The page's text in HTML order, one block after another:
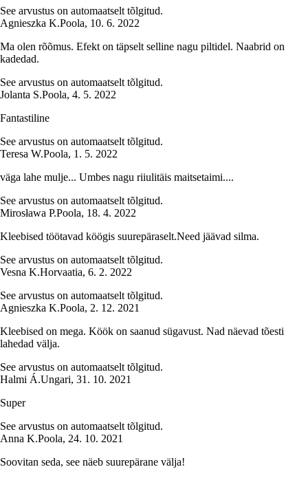
See arvustus on automaatselt tõlgitud.
Agnieszka K.Poola, 10. 6. 2022
Ma olen rõõmus. Efekt on täpselt selline nagu piltidel. Naabrid on
kadedad.
See arvustus on automaatselt tõlgitud.
Jolanta S.Poola, 4. 5. 2022
Fantastiline
See arvustus on automaatselt tõlgitud.
Teresa W.Poola, 1. 5. 2022
väga lahe mulje... Umbes nagu riiulitäis maitsetaimi....
See arvustus on automaatselt tõlgitud.
Mirosława P.Poola, 18. 4. 2022
Kleebised töötavad köögis suurepäraselt.Need jäävad silma.
See arvustus on automaatselt tõlgitud.
Vesna K.Horvaatia, 6. 2. 2022
See arvustus on automaatselt tõlgitud.
Agnieszka K.Poola, 2. 12. 2021
Kleebised on mega. Köök on saanud sügavust. Nad näevad tõesti
lahedad välja.
See arvustus on automaatselt tõlgitud.
Halmi Á.Ungari, 31. 10. 2021
Super
See arvustus on automaatselt tõlgitud.
Anna K.Poola, 24. 10. 2021
Soovitan seda, see näeb suurepärane välja!